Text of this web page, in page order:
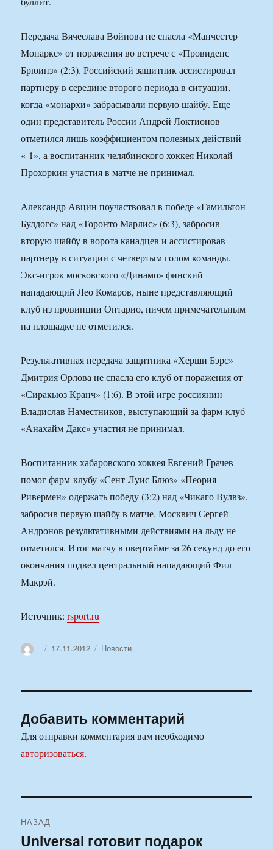
Передача Вячеслава Войнова не спасла «Манчестер
Монаркс» от поражения во встрече с «Провиденс
Брюинз» (2:3). Российский защитник ассистировал
партнеру в середине второго периода в ситуации,
когда «монархи» забрасывали первую шайбу. Еще
один представитель России Андрей Локтионов
отметился лишь коэффициентом полезных действий
«-1», а воспитанник челябинского хоккея Николай
Прохоркин участия в матче не принимал.
Александр Авцин поучаствовал в победе «Гамильтон
Булдогс» над «Торонто Марлис» (6:3), забросив
вторую шайбу в ворота канадцев и ассистировав
партнеру в ситуации с четвертым голом команды.
Экс-игрок московского «Динамо» финский
нападающий Лео Комаров, ныне представляющий
клуб из провинции Онтарио, ничем примечательным
на площадке не отметился.
Результативная передача защитника «Херши Бэрс»
Дмитрия Орлова не спасла его клуб от поражения от
«Сиракьюз Кранч» (1:6). В этой игре россиянин
Владислав Наместников, выступающий за фарм-клуб
«Анахайм Дакс» участия не принимал.
Воспитанник хабаровского хоккея Евгений Грачев
помог фарм-клубу «Сент-Луис Блюз» «Пеория
Ривермен» одержать победу (3:2) над «Чикаго Вулвз»,
забросив первую шайбу в матче. Москвич Сергей
Андронов результативными действиями на льду не
отметился. Итог матчу в овертайме за 26 секунд до его
окончания подвел центральный нападающий Фил
Макрэй.
Источник:rsport.ru
АвторОпубликовано
17.11.2012 Рубрики
Новости
Добавить комментарий
Для отправки комментария вам необходимо
авторизоваться.
по
НАЗАД
Предыдущая
Universal готовит подарок